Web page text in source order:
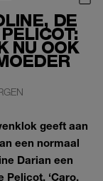
DE
NU OOK
geeft aan
een normaal
Darian een
Pelicot. ‘Caro,